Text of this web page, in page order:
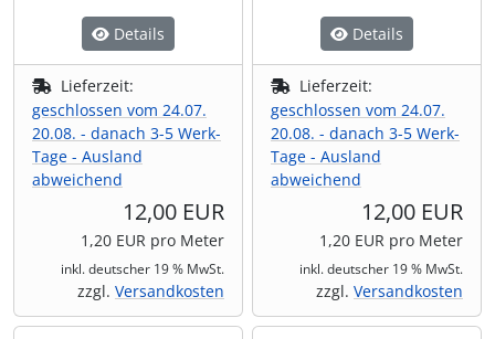
Details
Lieferzeit:
geschlossen vom 24.07.
20.08. - danach 3-5 Werk-
Tage - Ausland
abweichend
12,00 EUR
1,20 EUR pro Meter
inkl. deutscher 19 % MwSt.
zzgl. Versandkosten
Details
Lieferzeit:
geschlossen vom 24.07.
20.08. - danach 3-5 Werk-
Tage - Ausland
abweichend
12,00 EUR
1,20 EUR pro Meter
inkl. deutscher 19 % MwSt.
zzgl. Versandkosten